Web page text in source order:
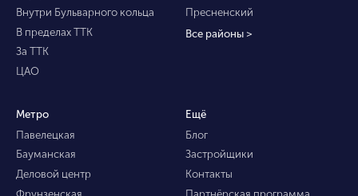
Внутри Бульварного кольца
В пределах ТТК
За ТТК
ЦАО
Пресненский
Все районы >
Метро
Павелецкая
Бауманская
Деловой центр
Фрунзенская
Ещё
Блог
Застройщики
Контакты
Партнёрская программа